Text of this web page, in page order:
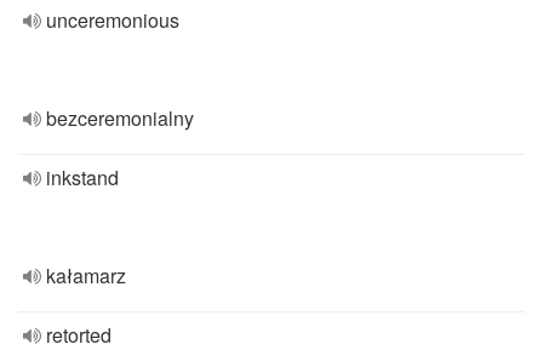
unceremonious
bezceremonialny
inkstand
kałamarz
retorted